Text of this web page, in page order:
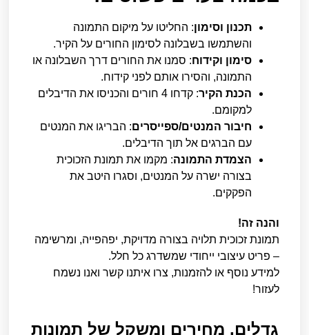
תכנון וסימון: החליטו על מיקום התמונה
והשתמשו בשבלונה לסימון החורים על הקיר.
סימון וקידוח: סמנו את החורים דרך השבלונה או
התמונה, והסירו אותם לפני קידוח.
הכנת הקיר
: קדחו 4 חורים והכניסו את הדיבלים
למקומם.
חיבור המנטים/ספייסרים: הבריגו את המנטים
עם הברגים אל תוך הדיבלים.
הצמדת התמונה: מקמו את תמונת הזכוכית
בצורה ישרה על המנטים, וסגרו היטב את
הפקקים.
והנה זה!
תמונת זכוכית תלויה בצורה מדויקת, יפהפייה, ומרשימה
– פריט עיצובי ייחודי שמשדרג כל חלל.
למידע נוסף או להזמנות, צרו איתנו קשר ואנו נשמח
לעזור!
גדלים, מחירים ומשקל של תמונות